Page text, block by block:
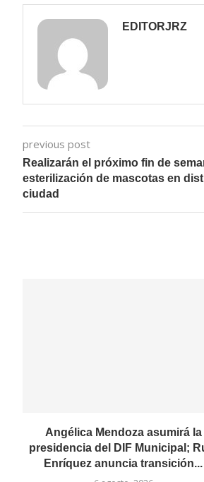
EDITORJRZ
previous post
Realizarán el próximo fin de
esterilización de mascotas en
ciudad
Angélica Mendoza asumirá la
presidencia del DIF Municipal;
Enríquez anuncia transición...